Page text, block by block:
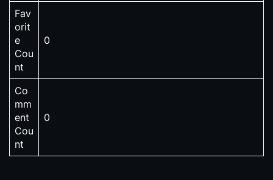
Fav
orit
e
Cou
nt
0
Co
mm
ent
Cou
nt
0